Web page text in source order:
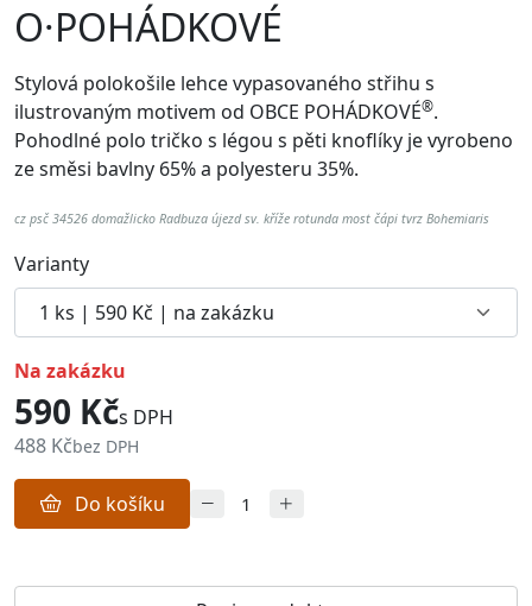
O·POHÁDKOVÉ
Stylová polokošile lehce vypasovaného střihu s
ilustrovaným motivem od OBCE POHÁDKOVÉ®.
Pohodlné polo tričko s légou s pěti knoflíky je vyrobeno
ze směsi bavlny 65% a polyesteru 35%.
cz psč 34526 domažlicko Radbuza újezd sv. kříže rotunda most čápi tvrz Bohemiaris
Varianty
na zakázku
590 Kčs DPH
488 Kčbez DPH
Do košíku